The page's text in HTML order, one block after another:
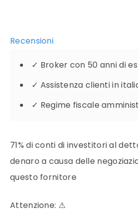
Recensioni
✓ Broker con 50 anni di
✓ Assistenza clienti in
✓ Regime fiscale
71% di conti di investitori al
denaro a causa delle
questo fornitore
Attenzione: ⚠